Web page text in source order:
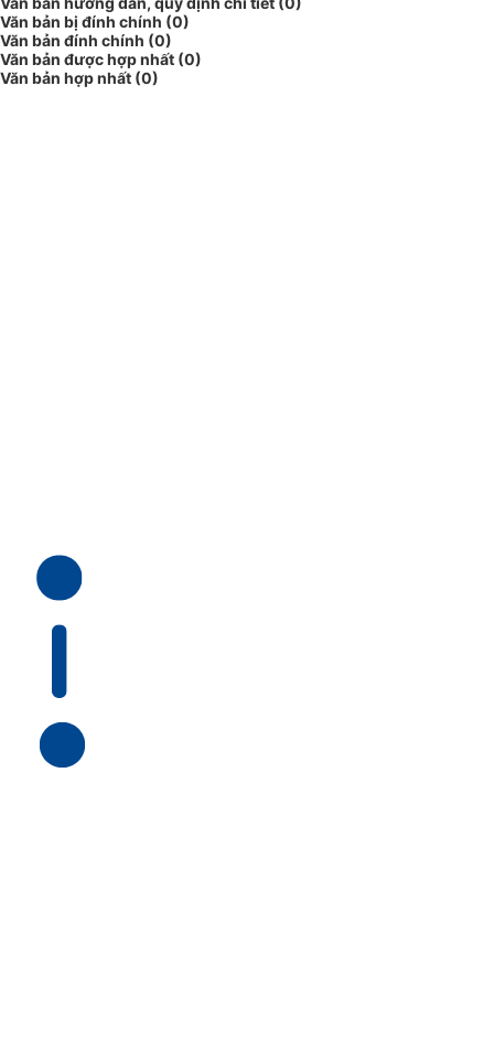
Văn bản bị đính chính (0)
Văn bản đính chính (0)
Văn bản được hợp nhất (0)
Văn bản hợp nhất (0)